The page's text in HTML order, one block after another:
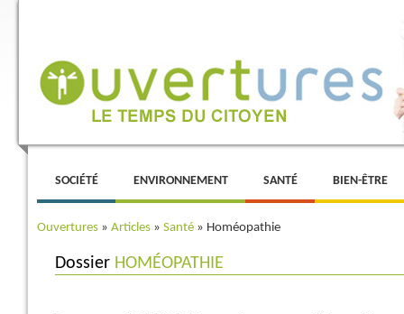
Menu principal
ALLER AU CONTENU PRINCIPAL
ALLER AU CONTENU SECONDAIRE
SOCIÉTÉ ENVIRONNEMENT SANTÉ BIEN-ÊTRE
Ouvertures » Articles » Santé » Homéopathie
Dossier HOMÉOPATHIE